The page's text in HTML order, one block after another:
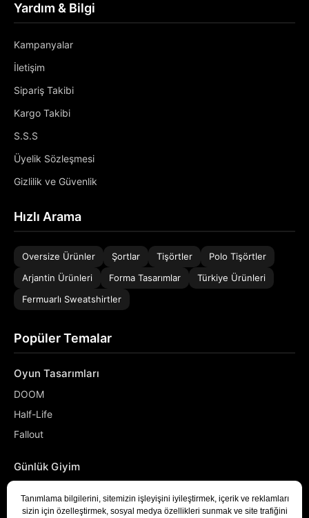
Yardım & Bilgi
Kampanyalar
İletişim
Sipariş Takibi
Kargo Takibi
S.S.S
Üyelik Sözleşmesi
Gizlilik ve Güvenlik
Hızlı Arama
Oversize Ürünler Şortlar Tişörtler
Polo Tişörtler
Arjantin Ürünleri
Forma Tasarımlar
Türkiye Ürünleri
Fermuarlı Sweatshirtler
Popüler Temalar
Oyun Tasarımları
DOOM
Half-Life
Fallout
Günlük Giyim
Denizci